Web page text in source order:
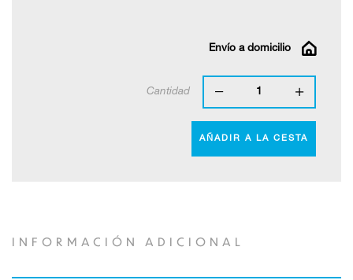
Envío a domicilio
Cantidad 1
AÑADIR A LA CESTA
INFORMACIÓN ADICIONAL